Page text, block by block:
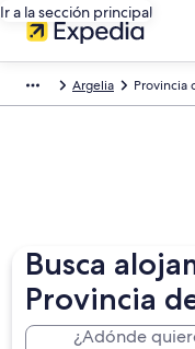
Ir a la sección principal
Argelia Provincia
Busca
Provincia
¿Adónde